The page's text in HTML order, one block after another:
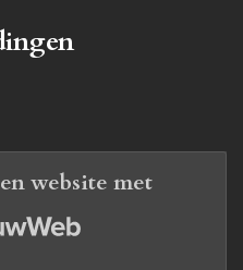
website met